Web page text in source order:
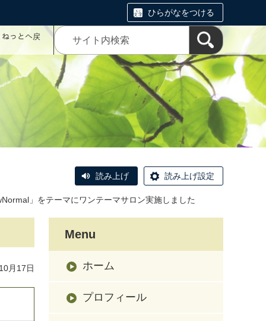
ひらがなをつける
っとへ戻
読み上げ 読み上げ設定
」をテーマにワンテーマサロン実施しました
月17日
Menu
ホーム
プロフィール